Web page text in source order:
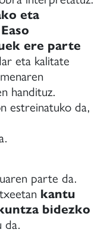
eta
ere parte
eta kalitate
handituz.
estreinatuko da,
parte da.
kantu
bidezko
da.